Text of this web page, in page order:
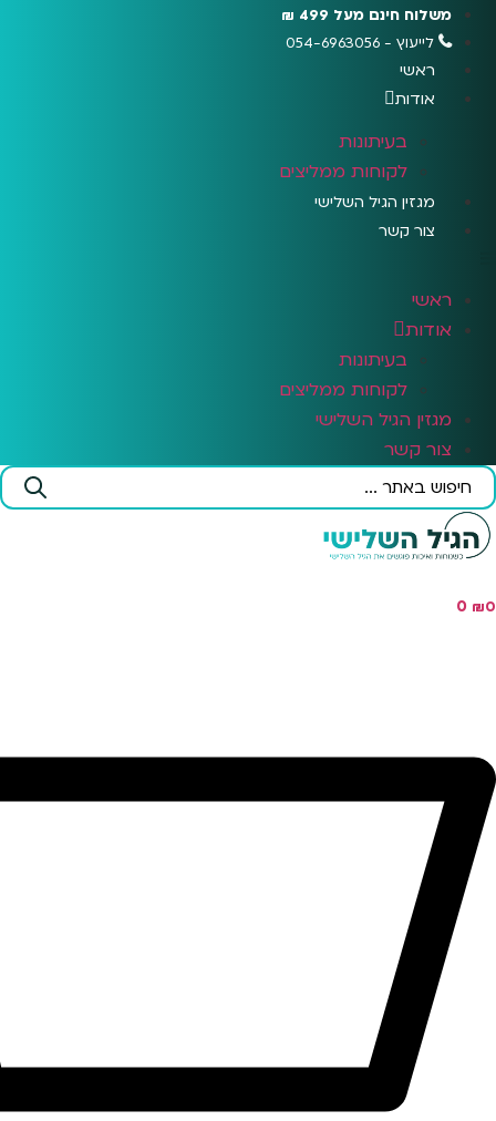
לתוכן
משלוח חינם מעל 499 ₪
לייעוץ - 054-6963056
ראשי
אודות
בעיתונות
לקוחות ממליצים
מגזין הגיל השלישי
צור קשר
ראשי
אודות
בעיתונות
לקוחות ממליצים
מגזין הגיל השלישי
צור קשר
Search
...
₪0
0